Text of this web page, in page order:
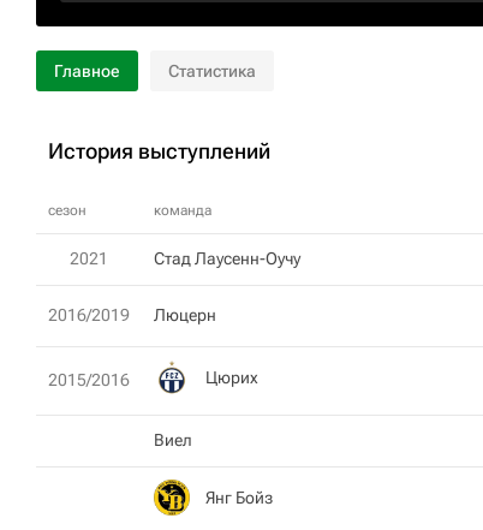
Главное Статистика
История выступлений
сезон команда
2021 Стад Лаусенн-Оучу
2016/2019 Люцерн
2015/2016 Цюрих
Виел
Янг Бойз